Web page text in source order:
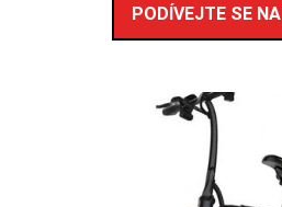
PODÍVEJTE SE